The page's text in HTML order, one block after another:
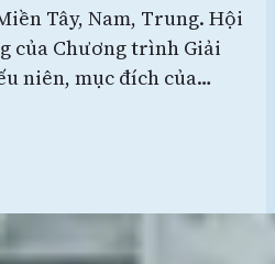
Tây, Nam, Trung. Hội
của Chương trình Giải
niên, mục đích của…